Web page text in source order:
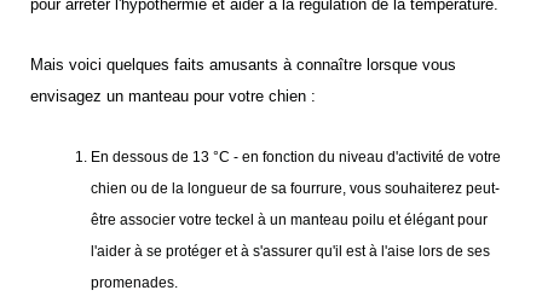
pour arrêter l'hypothermie et aider à la régulation de la température.
Mais voici quelques faits amusants à connaître lorsque vous
envisagez un manteau pour votre chien :
En dessous de 13 °C - en fonction du niveau d'activité de votre
chien ou de la longueur de sa fourrure, vous souhaiterez peut-
être associer votre teckel à un manteau poilu et élégant pour
l'aider à se protéger et à s'assurer qu'il est à l'aise lors de ses
promenades.